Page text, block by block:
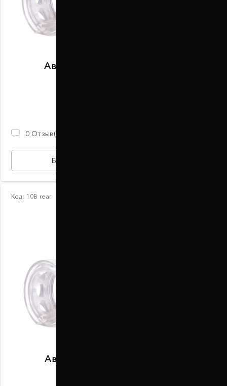
Автобаферы размер A задние
0 Отзыв(ов)
БЫСТРАЯ ПОКУПКА
Код: 10В rear
Автобаферы размер B задние